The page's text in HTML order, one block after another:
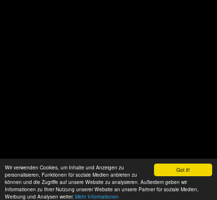
Got it!
Wir verwenden Cookies, um Inhalte und Anzeigen zu
personalisieren, Funktionen für soziale Medien anbieten zu
können und die Zugriffe auf unsere Website zu analysieren. Außerdem geben wir
Informationen zu Ihrer Nutzung unserer Website an unsere Partner für soziale Medien,
Werbung und Analysen weiter. Mehr Informationen